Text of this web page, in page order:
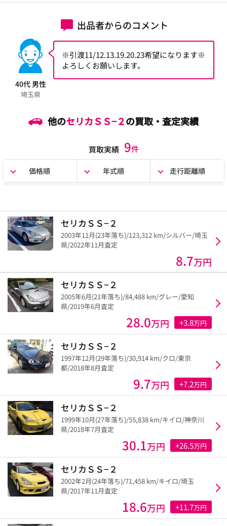
出品者からのコメント
40代 男性
埼玉県
※引渡11/12.13.19.20.23希望になります※
よろしくお願いします。
他のセリカＳＳ−２の買取・査定実績
買取実績 9件
価格順 年式順 走行距離順
セリカＳＳ−２
2003年11月(23年落ち)/123,312 km/シルバー/埼玉
県/2022年11月査定
8.7万円
セリカＳＳ−２
2005年6月(21年落ち)/84,488 km/グレー/愛知
県/2019年6月査定
28.0万円 +3.8万円
セリカＳＳ−２
1997年12月(29年落ち)/30,914 km/クロ/東京
都/2018年8月査定
9.7万円 +7.2万円
セリカＳＳ−２
1999年10月(27年落ち)/55,838 km/キイロ/神奈川
県/2018年7月査定
30.1万円 +26.5万円
セリカＳＳ−２
2002年2月(24年落ち)/71,458 km/キイロ/埼玉
県/2017年11月査定
18.6万円 +11.7万円